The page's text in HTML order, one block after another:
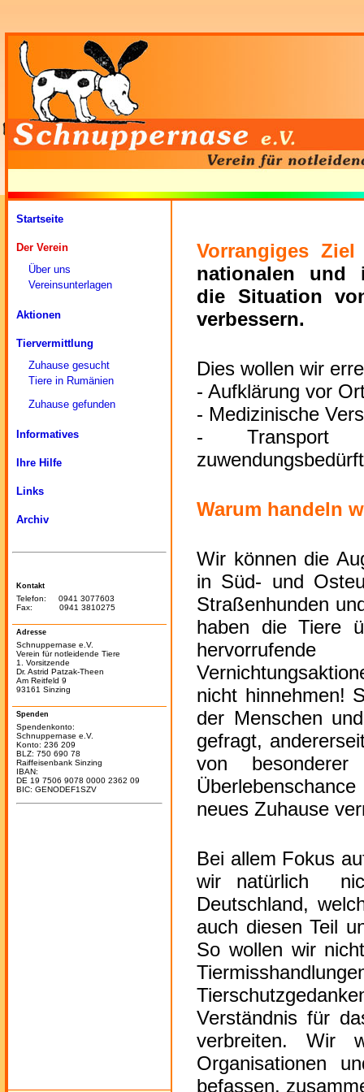
Startseite
Der Verein
Über uns
Vereinsunterlagen
Aktionen
Tiervermittlung
Zuhause gesucht
Tiere in Rumänien
Zuhause gefunden
Informatives
Ihre Hilfe
Links
Archiv
Kontakt
Telefon: 0941 3077603
Fax: 0941 3810275
Adresse
Schnuppernase e.V.
Verein für notleidende Tiere
1. Vorsitzende
Dr. Astrid Patzak-Theen
Am Reitfeld 9
93161 Sinzing
Spenden
Spendenkonto:
Schnuppernase e.V.
Konto: 236 209
BLZ: 750 690 78
Raiffeisenbank Sinzing
IBAN:
DE 19 7506 9078 0000 2362 09
BIC: GENODEF1SZV
Vorrangiges Ziel
nationalen und
die Situation
verbessern.
Dies wollen wir
- Aufklärung vor
- Medizinische
- Transport
Warum handeln
Wir können die
in Süd- und
Straßenhunden
haben die Tiere
nicht hinnehmen!
der Menschen
gefragt,
von
neues Zuhause
Bei allem Fokus
wir natürlich
Deutschland,
auch diesen Teil
So wollen wir
Verständnis für
verbreiten. Wir
Organisationen
befassen,